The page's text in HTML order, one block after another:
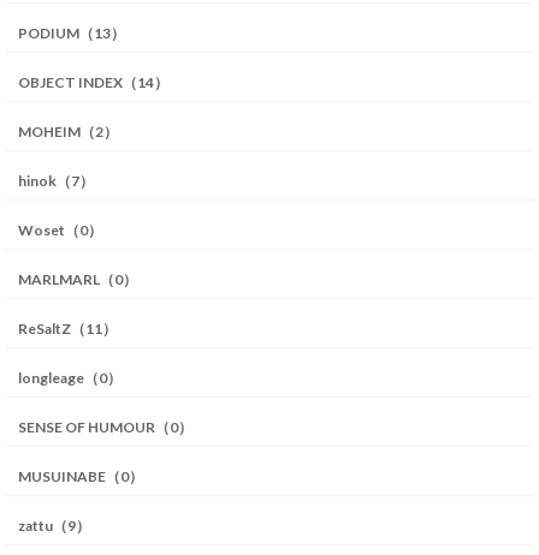
PODIUM（13）
OBJECT INDEX（14）
MOHEIM（2）
hinok（7）
Woset（0）
MARLMARL（0）
ReSaltZ（11）
longleage（0）
SENSE OF HUMOUR（0）
MUSUINABE（0）
zattu（9）